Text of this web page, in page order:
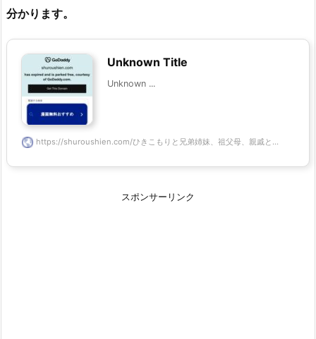
分かります。
Unknown Title
Unknown ...
https://shuroushien.com/ひきこもりと兄弟姉妹、祖父母、親戚と...
スポンサーリンク